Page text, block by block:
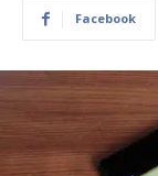
Facebook